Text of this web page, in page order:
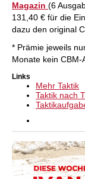
Magazin (6
131,40 € für die
dazu den original
* Prämie jeweils
Monate kein CBM-
Links
Mehr Taktik
Taktik nach